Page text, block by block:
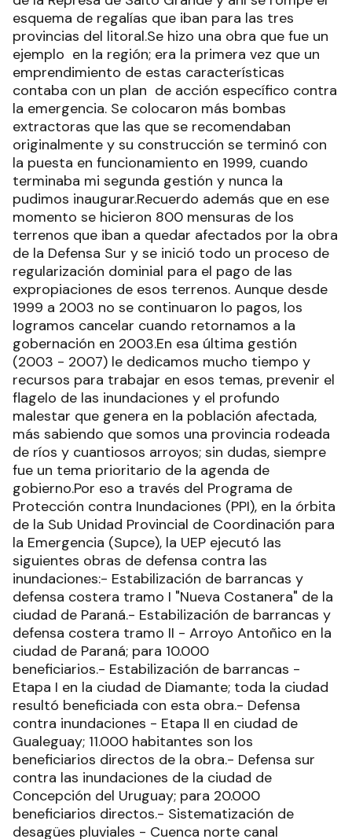
esquema de regalías que iban para las tres
provincias del litoral.Se hizo una obra que fue un
ejemplo en la región; era la primera vez que un
emprendimiento de estas características
contaba con un plan de acción específico contra
la emergencia. Se colocaron más bombas
extractoras que las que se recomendaban
originalmente y su construcción se terminó con
la puesta en funcionamiento en 1999, cuando
terminaba mi segunda gestión y nunca la
pudimos inaugurar.Recuerdo además que en ese
momento se hicieron 800 mensuras de los
terrenos que iban a quedar afectados por la obra
de la Defensa Sur y se inició todo un proceso de
regularización dominial para el pago de las
expropiaciones de esos terrenos. Aunque desde
1999 a 2003 no se continuaron lo pagos, los
logramos cancelar cuando retornamos a la
gobernación en 2003.En esa última gestión
(2003 - 2007) le dedicamos mucho tiempo y
recursos para trabajar en esos temas, prevenir el
flagelo de las inundaciones y el profundo
malestar que genera en la población afectada,
más sabiendo que somos una provincia rodeada
de ríos y cuantiosos arroyos; sin dudas, siempre
fue un tema prioritario de la agenda de
gobierno.Por eso a través del Programa de
Protección contra Inundaciones (PPI), en la órbita
de la Sub Unidad Provincial de Coordinación para
la Emergencia (Supce), la UEP ejecutó las
siguientes obras de defensa contra las
inundaciones:- Estabilización de barrancas y
defensa costera tramo I "Nueva Costanera" de la
ciudad de Paraná.- Estabilización de barrancas y
defensa costera tramo II - Arroyo Antoñico en la
ciudad de Paraná; para 10.000
beneficiarios.- Estabilización de barrancas -
Etapa I en la ciudad de Diamante; toda la ciudad
resultó beneficiada con esta obra.- Defensa
contra inundaciones - Etapa II en ciudad de
Gualeguay; 11.000 habitantes son los
beneficiarios directos de la obra.- Defensa sur
contra las inundaciones de la ciudad de
Concepción del Uruguay; para 20.000
beneficiarios directos.- Sistematización de
desagües pluviales - Cuenca norte canal